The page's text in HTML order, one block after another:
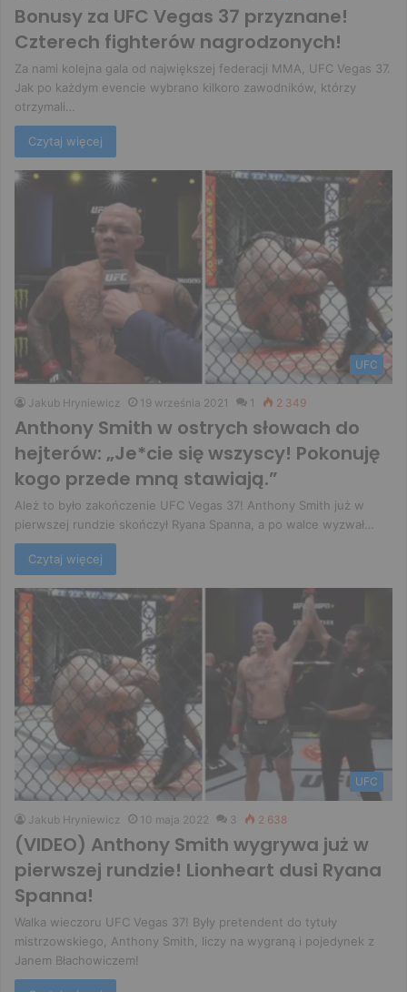
Bonusy za UFC Vegas 37 przyznane!
Czterech fighterów nagrodzonych!
Za nami kolejna gala od największej federacji MMA, UFC Vegas 37.
Jak po każdym evencie wybrano kilkoro zawodników, którzy
otrzymali…
Czytaj więcej
UFC
Jakub Hryniewicz 19 września 2021 1 2 349
Anthony Smith w ostrych słowach do
hejterów: „Je*cie się wszyscy! Pokonuję
kogo przede mną stawiają.”
Ależ to było zakończenie UFC Vegas 37! Anthony Smith już w
pierwszej rundzie skończył Ryana Spanna, a po walce wyzwał…
Czytaj więcej
UFC
Jakub Hryniewicz 10 maja 2022 3 2 638
(VIDEO) Anthony Smith wygrywa już w
pierwszej rundzie! Lionheart dusi Ryana
Spanna!
Walka wieczoru UFC Vegas 37! Były pretendent do tytuły
mistrzowskiego, Anthony Smith, liczy na wygraną i pojedynek z
Janem Błachowiczem!